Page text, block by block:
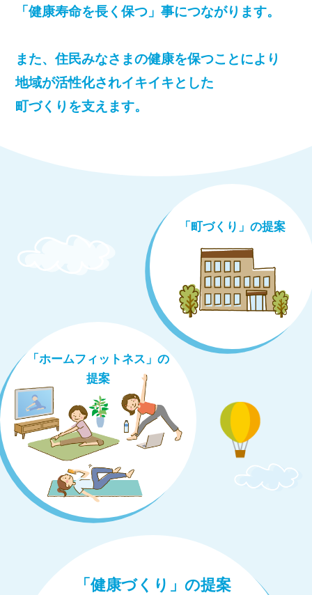
「健康寿命を長く保つ」事につながります。
また、住民みなさまの健康を保つことにより
地域が活性化されイキイキとした
町づくりを支えます。
「町づくり」の提案
「健康づくり」の提案
「ホームフィットネス」の
提案